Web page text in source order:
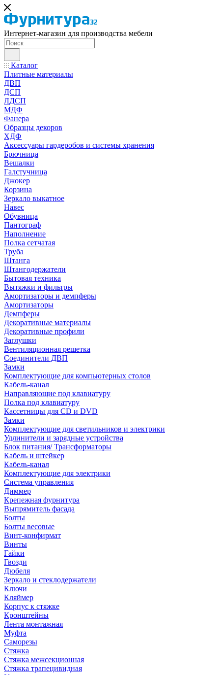
Интернет-магазин для производства мебели
Каталог
Плитные материалы
ДВП
ДСП
ЛДСП
МДФ
Фанера
Образцы декоров
ХДФ
Аксессуары гардеробов и системы хранения
Брючница
Вешалки
Галстучница
Джокер
Корзина
Зеркало выкатное
Навес
Обувница
Пантограф
Наполнение
Полка сетчатая
Труба
Штанга
Штангодержатели
Бытовая техника
Вытяжки и фильтры
Амортизаторы и демпферы
Амортизаторы
Демпферы
Декоративные материалы
Декоративные профили
Заглушки
Вентиляционная решетка
Соединители ДВП
Замки
Комплектующие для компьютерных столов
Кабель-канал
Направляющие под клавиатуру
Полка под клавиатуру
Кассетницы для CD и DVD
Замки
Комплектующие для светильников и электрики
Удлинители и зарядные устройства
Блок питания/ Трансформаторы
Кабель и штейкер
Кабель-канал
Комплектующие для электрики
Система управления
Диммер
Крепежная фурнитура
Выпрямитель фасада
Болты
Болты весовые
Винт-конфирмат
Винты
Гайки
Гвозди
Дюбеля
Зеркало и стеклодержатели
Ключи
Кляймер
Корпус к стяжке
Кронштейны
Лента монтажная
Муфта
Саморезы
Стяжка
Стяжка межсекционная
Стяжка трапецивидная